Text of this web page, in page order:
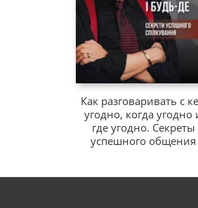
Как разговаривать с
угодно, когда угодно
где угодно. Секреты
успешного общения